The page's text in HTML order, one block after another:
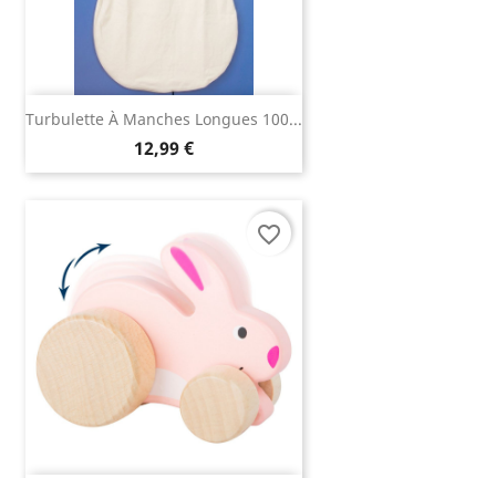
Turbulette À Manches Longues 100...
12,99 €
favorite_border